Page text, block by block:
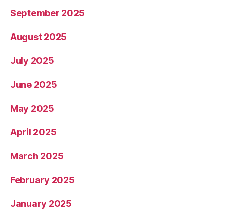
September 2025
August 2025
July 2025
June 2025
May 2025
April 2025
March 2025
February 2025
January 2025